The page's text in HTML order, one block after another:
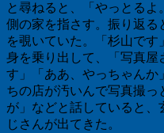
と尋ねると、「やっとる
側の家を指さす。振り返る
を覗いていた。「杉山で
身を乗り出して、「写真
す」「ああ、やっちゃんか
ちの店が汚いんで写真撮
が」などと話していると
じさんが出てきた。